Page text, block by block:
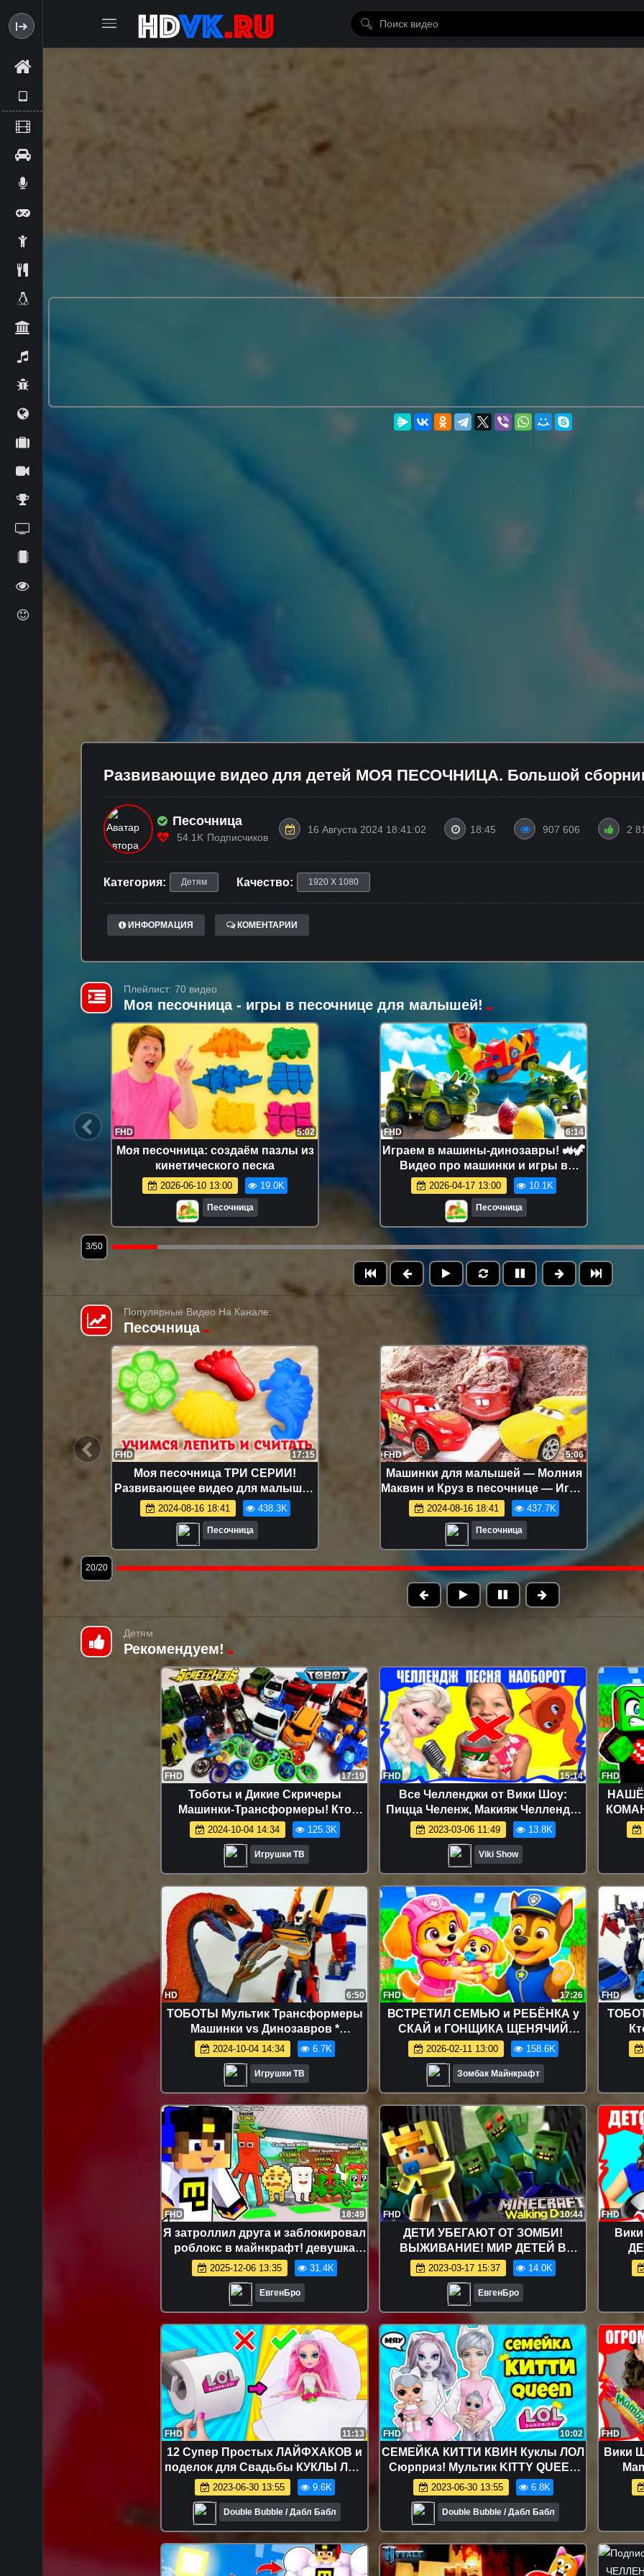
Развивающие видео для детей МОЯ ПЕСОЧНИЦА. Большой сборник
Песочница
54.1K Подписчиков
16 Августа 2024 18:41:02 18:45 907 606 2
Категория: Детям Качество: 1920 X 1080
ИНФОРМАЦИЯ КОМЕНТАРИИ
Плейлист: 70 видео
Моя песочница - игры в песочнице для малышей!
FHD 5:02
Моя песочница: создаём пазлы из
кинетического песка
2026-06-10 13:00 19.0K
Песочница
FHD 6:14
Играем в машины-динозавры! 🚜🦖
Видео про машинки и игры в
песочнице для детей
2026-04-17 13:00 10.1K
Песочница
3/50
Популярные Видео На Канале:
Песочница
FHD 17:15
Моя песочница ТРИ СЕРИИ!
Развивающее видео для малышей
про игрушки и игры с песком.
Лепим куличики!
2024-08-16 18:41 438.3K
Песочница
FHD 5:06
Машинки для малышей — Молния
Маквин и Круз в песочнице — Игры
для самых маленьких
2024-08-16 18:41 437.7K
Песочница
3/20
Детям
Рекомендуем!
FHD 17:19
Тоботы и Дикие Скричеры
Машинки-Трансформеры! Кто
круче? Челлендж - Тоботы Вперёд
Игрушки
2024-10-04 14:34 125.3K
Игрушки ТВ
FHD 15:14
Все Челленджи от Вики Шоу:
Пицца Челенж, Макияж Челлендж,
Смузи Челлендж, Блинный
Челлендж и др. - Мультяшный
ЧЕЛЛЕНДЖ Угадай Песню
Наоборот из МУЛЬТФИЛЬМОВ
Холодное Сердце Зверополис /
Вики Шоу
2023-03-06 11:49 13.8K
Viki Show
FHD
HD 6:50
ТОБОТЫ Мультик Трансформеры
Машинки vs Динозавров *
Собираем Тобота из трех машинок
Игрушки Роботы
2024-10-04 14:34 6.7K
Игрушки ТВ
FHD 17:26
ВСТРЕТИЛ СЕМЬЮ и РЕБЁНКА у
СКАЙ и ГОНЩИКА ЩЕНЯЧИЙ
ПАТРУЛЬ в МАЙНКРАФТ ЗОМБАК
2026-02-11 13:00 158.6K
Зомбак Майнкрафт
FHD
FHD 18:49
Я затроллил друга и заблокировал
роблокс в майнкрафт! девушка
новичок видео minecraft
2025-12-06 13:35 31.4K
ЕвгенБро
FHD 10:44
ДЕТИ УБЕГАЮТ ОТ ЗОМБИ!
ВЫЖИВАНИЕ! МИР ДЕТЕЙ В
МАЙНКРАФТЕ! КТО ТВОЙ
ПАПОЧКА МАЙНКРАФТ! МОДЫ
MINECRAFT
2023-03-17 15:37 14.0K
ЕвгенБро
FHD
FHD 11:13
12 Супер Простых ЛАЙФХАКОВ и
поделок для Свадьбы КУКЛЫ ЛОЛ
Сюрприз! Мультик LOL Surprise toy
HACKS
2023-06-30 13:55 9.6K
Double Bubble / Дабл Бабл
FHD 10:02
СЕМЕЙКА КИТТИ КВИН Куклы ЛОЛ
Сюрприз! Мультик KITTY QUEEN
LOL Families Surprise ВСЯ
Коллекция DOLL
2023-06-30 13:55 6.8K
Double Bubble / Дабл Бабл
FHD
Вики